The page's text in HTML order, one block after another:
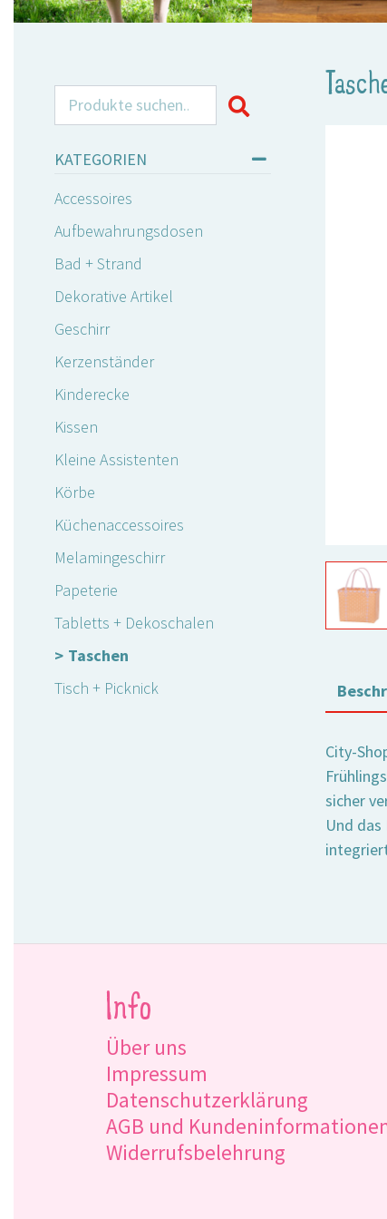
Search for:
KATEGORIEN
Accessoires
Aufbewahrungsdosen
Bad + Strand
Dekorative Artikel
Geschirr
Kerzenständer
Kinderecke
Kissen
Kleine Assistenten
Körbe
Küchenaccessoires
Melamingeschirr
Papeterie
Tabletts + Dekoschalen
Taschen
Tisch + Picknick
City-
sicher
Und
Info
Über uns
Impressum
Datenschutzerklärung
AGB und
Widerrufsbelehrung